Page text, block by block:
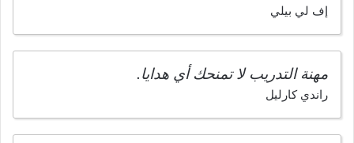
إف لي بيلي
مهنة التدريب لا تمنحك أي هدايا.
راندي كارليل